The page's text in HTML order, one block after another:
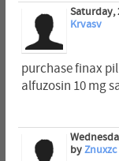
Saturday,
Krvasv
purchase finax
alfuzosin 10 mg
byZnuxzc